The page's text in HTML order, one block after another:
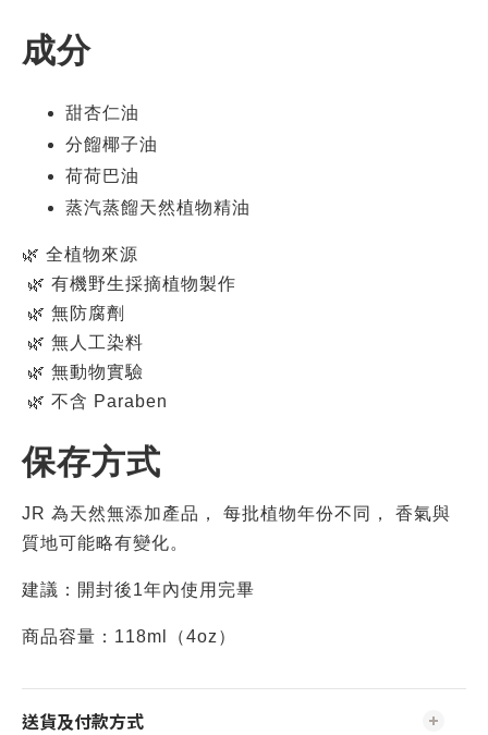
成分
甜杏仁油
分餾椰子油
荷荷巴油
蒸汽蒸餾天然植物精油
🌿 全植物來源
🌿 有機野生採摘植物製作
🌿 無防腐劑
🌿 無人工染料
🌿 無動物實驗
🌿 不含 Paraben
保存方式
JR 為天然無添加產品， 每批植物年份不同， 香氣與
質地可能略有變化。
建議：開封後1年內使用完畢
商品容量：118ml（4oz）
送貨及付款方式